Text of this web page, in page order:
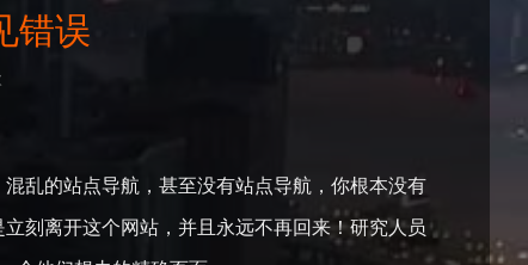
错误
乱的站点导航，甚至没有站点导航，你根本没有
刻离开这个网站，并且永远不再回来！研究人员